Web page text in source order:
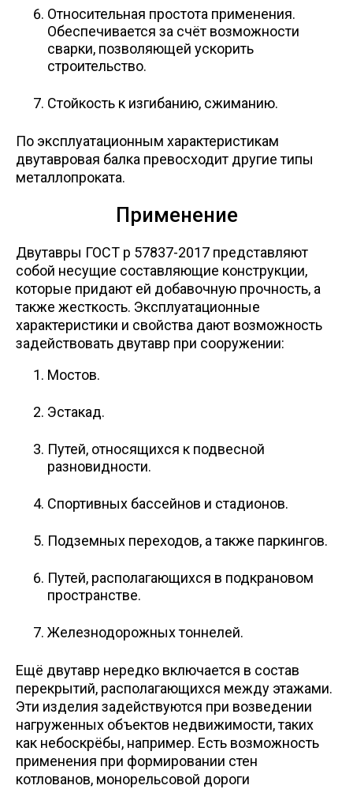
Относительная простота применения.
Обеспечивается за счёт возможности
сварки, позволяющей ускорить
строительство.
Стойкость к изгибанию, сжиманию.
По эксплуатационным характеристикам
двутавровая балка превосходит другие типы
металлопроката.
Применение
Двутавры ГОСТ р 57837-2017 представляют
собой несущие составляющие конструкции,
которые придают ей добавочную прочность, а
также жесткость. Эксплуатационные
характеристики и свойства дают возможность
задействовать двутавр при сооружении:
Мостов.
Эстакад.
Путей, относящихся к подвесной
разновидности.
Спортивных бассейнов и стадионов.
Подземных переходов, а также паркингов.
Путей, располагающихся в подкрановом
пространстве.
Железнодорожных тоннелей.
Ещё двутавр нередко включается в состав
перекрытий, располагающихся между этажами.
Эти изделия задействуются при возведении
нагруженных объектов недвижимости, таких
как небоскрёбы, например. Есть возможность
применения при формировании стен
котлованов, монорельсовой дороги